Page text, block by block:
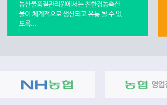
농산물품질관리원에서는 친환경농축산
물이 체계적으로 생산되고 유통 될 수 있
도록...